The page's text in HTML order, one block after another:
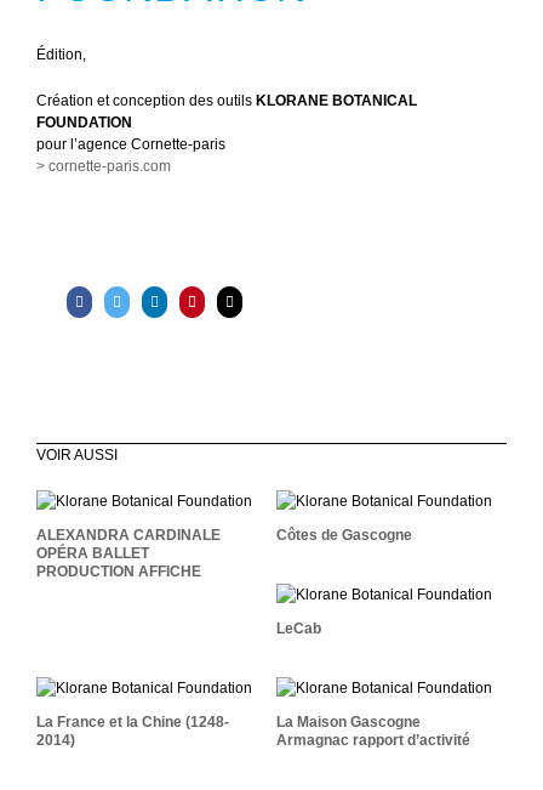
Édition,
Création et conception des outils KLORANE BOTANICAL
FOUNDATION
pour l’agence Cornette-paris
> cornette-paris.com
VOIR AUSSI
CARDINALE OPÉRA
AFFICHE
ALEXANDRA CARDINALE
OPÉRA BALLET
PRODUCTION AFFICHE
Côtes De Gascogne
Côtes de Gascogne
LeCab
LeCab
La France Et La Chine
La France et la Chine (1248-
2014)
Armagnac Rapport
D’activité
La Maison Gascogne
Armagnac rapport d’activité